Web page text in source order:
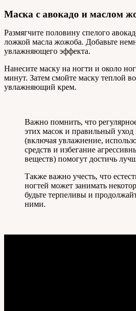
Маска с авокадо и маслом
Размягчите половину спелого
ложкой масла жожоба. Добавьте
увлажняющего эффекта.
Нанесите маску на ногти и около
минут. Затем смойте маску теплой
увлажняющий крем.
Важно помнить, что
этих масок и правильный уход
(включая увлажнение,
средств и избегание
веществ) помогут достичь
Также важно учесть, что
ногтей может занимать
будьте терпеливы и
ними.